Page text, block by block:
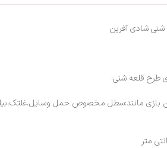
شنی شادی آفرین
طرح قلعه شنی: